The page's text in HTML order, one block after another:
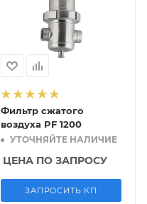
Фильтр сжатого
воздуха PF 1200
УТОЧНЯЙТЕ НАЛИЧИЕ
ЦЕНА ПО ЗАПРОСУ
ЗАПРОСИТЬ КП